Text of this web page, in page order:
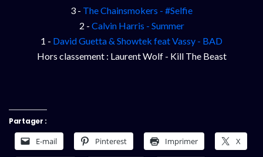
3 - The Chainsmokers - #Selfie
2 - Calvin Harris - Summer
1 - David Guetta & Showtek feat Vassy - BAD
Hors classement : Laurent Wolf - Kill The Beast
Partager :
E-mail Pinterest Imprimer X